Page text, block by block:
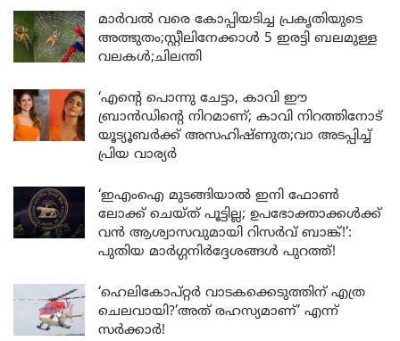
മാർവൽ വരെ കോപ്പിയടിച്ച പ്രകൃതിയുടെ
അത്ഭുതം;സ്റ്റീലിനേക്കാൾ 5 ഇരട്ടി ബലമുള്ള
വലകൾ;ചിലന്തി
‘എന്റെ പൊന്നു ചേട്ടാ, കാവി ഈ
ബ്രാൻഡിന്റെ നിറമാണ്; കാവി നിറത്തിനോട്
യൂട്യൂബർക്ക് അസഹിഷ്ണുത;വാ അടപ്പിച്ച്
പ്രിയ വാര്യർ
‘ഇഎംഐ മുടങ്ങിയാൽ ഇനി ഫോൺ
ലോക്ക് ചെയ്ത് പൂട്ടില്ല; ഉപഭോക്താക്കൾക്ക്
വൻ ആശ്വാസവുമായി റിസർവ് ബാങ്ക്!’:
പുതിയ മാർഗ്ഗനിർദ്ദേശങ്ങൾ പുറത്ത്!
‘ഹെലികോപ്റ്റർ വാടകക്കെടുത്തിന് എത്ര
ചെലവായി?’അത് രഹസ്യമാണ്’ എന്ന്
സർക്കാർ!